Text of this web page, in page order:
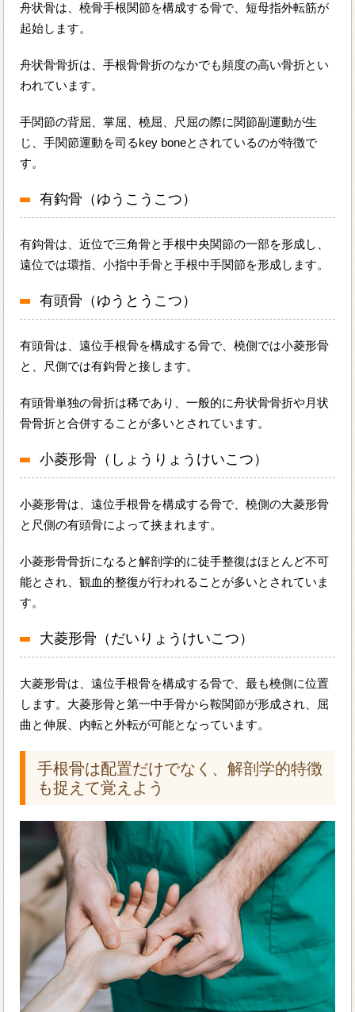
舟状骨は、橈骨手根関節を構成する骨で、短母指外転筋が
起始します。
舟状骨骨折は、手根骨骨折のなかでも頻度の高い骨折とい
われています。
手関節の背屈、掌屈、橈屈、尺屈の際に関節副運動が生
じ、手関節運動を司るkey boneとされているのが特徴で
す。
有鈎骨（ゆうこうこつ）
有鈎骨は、近位で三角骨と手根中央関節の一部を形成し、
遠位では環指、小指中手骨と手根中手関節を形成します。
有頭骨（ゆうとうこつ）
有頭骨は、遠位手根骨を構成する骨で、橈側では小菱形骨
と、尺側では有鈎骨と接します。
有頭骨単独の骨折は稀であり、一般的に舟状骨骨折や月状
骨骨折と合併することが多いとされています。
小菱形骨（しょうりょうけいこつ）
小菱形骨は、遠位手根骨を構成する骨で、橈側の大菱形骨
と尺側の有頭骨によって挟まれます。
小菱形骨骨折になると解剖学的に徒手整復はほとんど不可
能とされ、観血的整復が行われることが多いとされていま
す。
大菱形骨（だいりょうけいこつ）
大菱形骨は、遠位手根骨を構成する骨で、最も橈側に位置
します。大菱形骨と第一中手骨から鞍関節が形成され、屈
曲と伸展、内転と外転が可能となっています。
手根骨は配置だけでなく、解剖学的特徴
も捉えて覚えよう